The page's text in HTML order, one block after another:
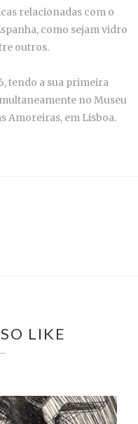
relacionadas com o
como sejam vidro
outros.
tendo a sua primeira
no Museu
Amoreiras, em Lisboa.
LIKE